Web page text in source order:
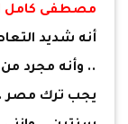
مصطفى كامل
أنه شديد
.. وأنه مجرد
يجب ترك مصر ..